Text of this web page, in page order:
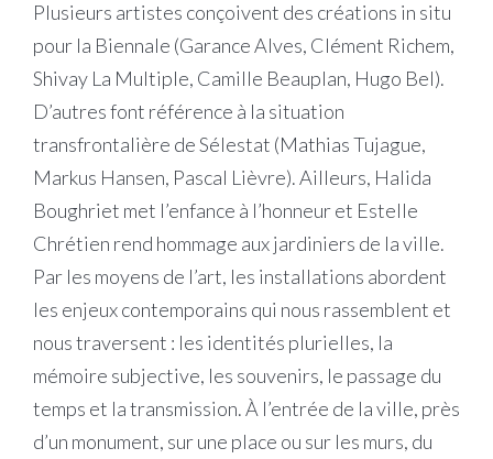
Plusieurs artistes conçoivent des créations in situ
pour la Biennale (Garance Alves, Clément Richem,
Shivay La Multiple, Camille Beauplan, Hugo Bel).
D’autres font référence à la situation
transfrontalière de Sélestat (Mathias Tujague,
Markus Hansen, Pascal Lièvre). Ailleurs, Halida
Boughriet met l’enfance à l’honneur et Estelle
Chrétien rend hommage aux jardiniers de la ville.
Par les moyens de l’art, les installations abordent
les enjeux contemporains qui nous rassemblent et
nous traversent : les identités plurielles, la
mémoire subjective, les souvenirs, le passage du
temps et la transmission. À l’entrée de la ville, près
d’un monument, sur une place ou sur les murs, du